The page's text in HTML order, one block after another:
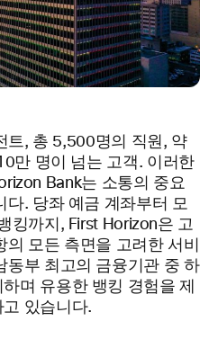
트, 총 5,500명의 직원, 약
만 명이 넘는 고객. 이러한
Bank는 소통의 중요
다. 당좌 예금 계좌부터 모
킹까지, First Horizon은 고
모든 측면을 고려한 서비
동부 최고의 금융기관 중 하
며 유용한 뱅킹 경험을 제
있습니다.